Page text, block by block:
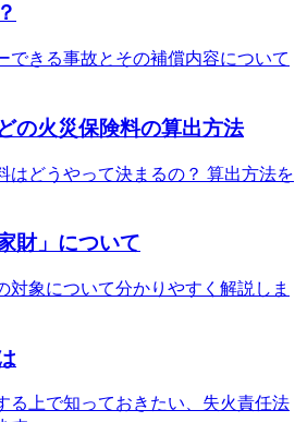
できる事故とその補償内容について
の火災保険料の算出方法
はどうやって決まるの？ 算出方法を
財」について
対象について分かりやすく解説しま
る上で知っておきたい、失火責任法